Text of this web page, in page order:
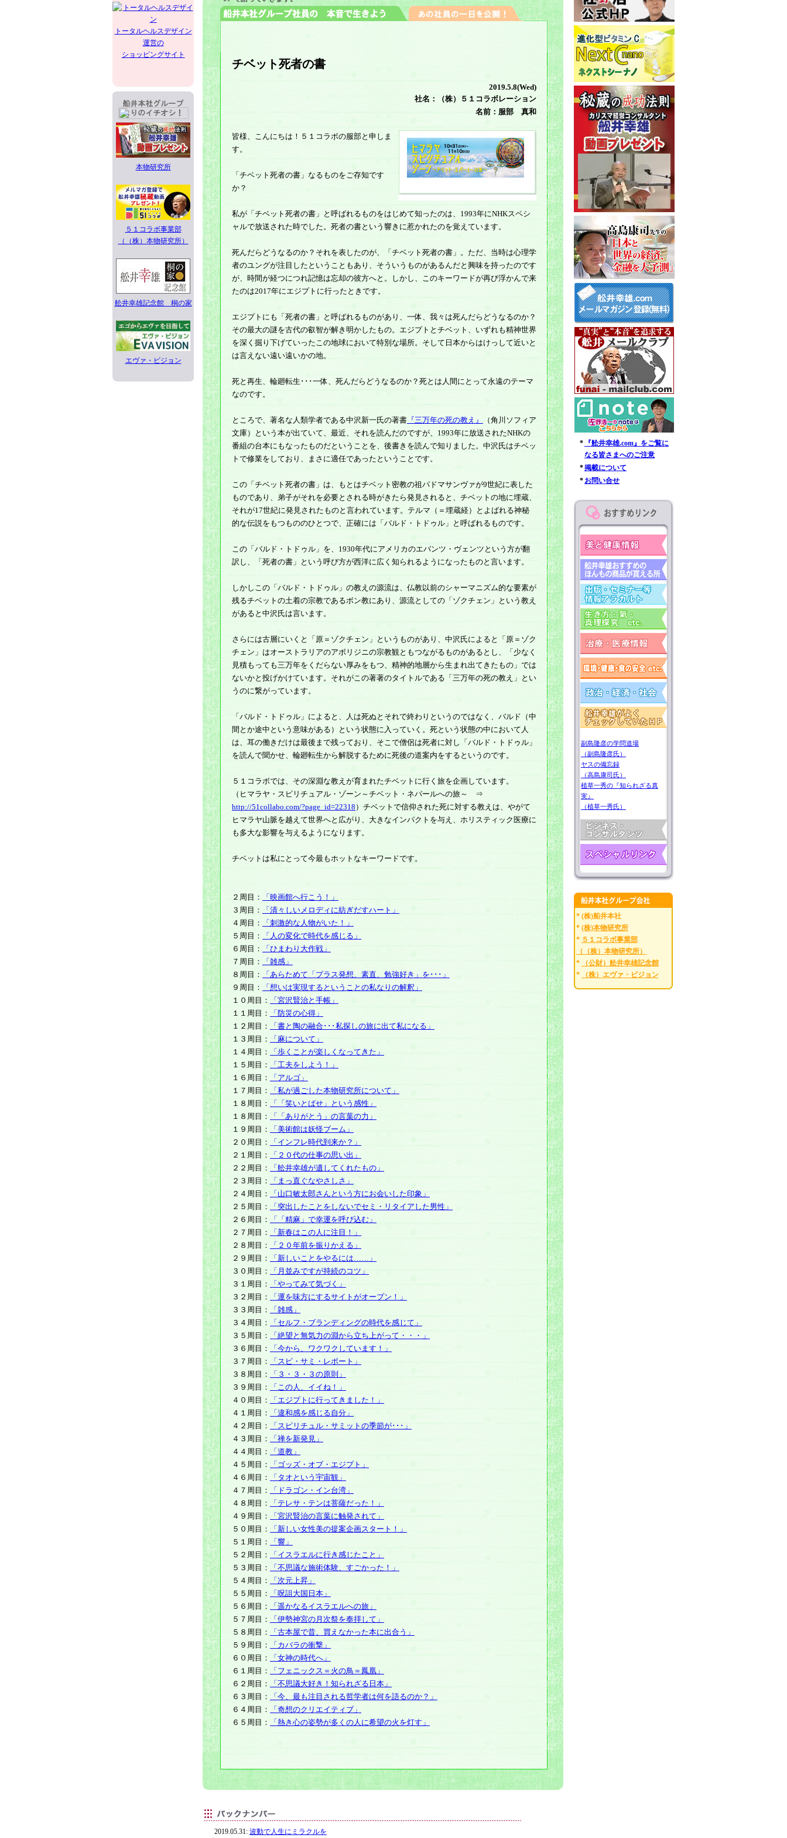
トータルヘルスデザイン
運営の
ショッピングサイト
本物研究所
５１コラボ事業部
（（株）本物研究所）
舩井幸雄記念館 桐の家
エヴァ・ビジョン
チベット死者の書
2019.5.8(Wed)
社名：（株）５１コラボレーション
名前：服部 真和
皆様、こんにちは！５１コラボの服部と申しま
す。
「チベット死者の書」なるものをご存知です
か？
私が「チベット死者の書」と呼ばれるものをはじめて知ったのは、1993年にNHKスペシ
ャルで放送された時でした。死者の書という響きに惹かれたのを覚えています。
死んだらどうなるのか？それを表したのが、「チベット死者の書」。ただ、当時は心理学
者のユングが注目したということもあり、そういうものがあるんだと興味を持ったのです
が、時間が経つにつれ記憶は忘却の彼方へと。しかし、このキーワードが再び浮かんで来
たのは2017年にエジプトに行ったときです。
エジプトにも「死者の書」と呼ばれるものがあり、一体、我々は死んだらどうなるのか？
その最大の謎を古代の叡智が解き明かしたもの。エジプトとチベット、いずれも精神世界
を深く掘り下げていったこの地球において特別な場所。そして日本からはけっして近いと
は言えない遠い遠いかの地。
死と再生、輪廻転生･･･一体、死んだらどうなるのか？死とは人間にとって永遠のテーマ
なのです。
ところで、著名な人類学者である中沢新一氏の著書 『三万年の死の教え』
（角川ソフィア
文庫）という本が出ていて、最近、それを読んだのですが、1993年に放送されたNHKの
番組の台本にもなったものだということを、後書きを読んで知りました。中沢氏はチベッ
トで修業をしており、まさに適任であったということです。
この「チベット死者の書」は、もとはチベット密教の祖パドマサンヴァが9世紀に表した
ものであり、弟子がそれを必要とされる時がきたら発見されると、チベットの地に埋蔵、
それが17世紀に発見されたものと言われています。テルマ（＝埋蔵経）とよばれる神秘
的な伝説をもつもののひとつで、正確には「バルド・トドゥル」と呼ばれるものです。
この「バルド・トドゥル」を、1930年代にアメリカのエバンツ・ヴェンツという方が翻
訳し、「死者の書」という呼び方が西洋に広く知られるようになったものと言います。
しかしこの「バルド・トドゥル」の教えの源流は、仏教以前のシャーマニズム的な要素が
残るチベットの土着の宗教であるボン教にあり、源流としての「ゾクチェン」という教え
があると中沢氏は言います。
さらには古層にいくと「原＝ゾクチェン」というものがあり、中沢氏によると「原＝ゾク
チェン」はオーストラリアのアボリジニの宗教観ともつながるものがあるとし、「少なく
見積もっても三万年をくだらない厚みをもつ、精神的地層から生まれ出てきたもの」では
ないかと投げかけています。それがこの著著のタイトルである「三万年の死の教え」とい
うのに繋がっています。
「バルド・トドゥル」によると、人は死ぬとそれで終わりというのではなく、バルド（中
間とか途中という意味がある）という状態に入っていく。死という状態の中において人
は、耳の働きだけは最後まで残っており、そこで僧侶は死者に対し「バルド・トドゥル」
を読んで聞かせ、輪廻転生から解脱するために死後の道案内をするというのです。
５１コラボでは、その深淵な教えが育まれたチベットに行く旅を企画しています。
（ヒマラヤ・スピリチュアル・ゾーン～チベット・ネパールへの旅～ ⇒
http://51collabo.com/?page_id=22318 ）チベットで信仰された死に対する教えは、やがて
ヒマラヤ山脈を越えて世界へと広がり、大きなインパクトを与え、ホリスティック医療に
も多大な影響を与えるようになります。
チベットは私にとって今最もホットなキーワードです。
２周目：
「映画館へ行こう！」
３周目：
「清々しいメロディに紡ぎだすハート」
４周目：
「刺激的な人物がいた！」
５周目：
「人の変化で時代を感じる」
６周目：
「ひまわり大作戦」
７周目：
「雑感」
８周目：
「あらためて「プラス発想、素直、勉強好き」を･･･」
９周目：
「想いは実現するということの私なりの解釈」
１０周目：
「宮沢賢治と手帳」
１１周目：
「防災の心得」
１２周目：
「書と陶の融合･･･私探しの旅に出て私になる」
１３周目：
「麻について」
１４周目：
「歩くことが楽しくなってきた」
１５周目：
「工夫をしよう！」
１６周目：
「アルゴ」
１７周目：
「私が過ごした本物研究所について」
１８周目：
「「笑いとばせ」という感性」
１８周目：
「「ありがとう」の言葉の力」
１９周目：
「美術館は妖怪ブーム」
２０周目：
「インフレ時代到来か？」
２１周目：
「２０代の仕事の思い出」
２２周目：
「舩井幸雄が遺してくれたもの」
２３周目：
「まっ直ぐなやさしさ」
２４周目：
「山口敏太郎さんという方にお会いした印象」
２５周目：
「突出したことをしないでセミ・リタイアした男性」
２６周目：
「「精麻」で幸運を呼び込む」
２７周目：
「新春はこの人に注目！」
２８周目：
「２０年前を振りかえる」
２９周目：
「新しいことをやるには……」
３０周目：
「月並みですが持続のコツ」
３１周目：
「やってみて気づく」
３２周目：
「運を味方にするサイトがオープン！」
３３周目：
「雑感」
３４周目：
「セルフ・ブランディングの時代を感じて」
３５周目：
「絶望と無気力の淵から立ち上がって・・・」
３６周目：
「今から、ワクワクしています！」
３７周目：
「スピ・サミ・レポート」
３８周目：
「３・３・３の原則」
３９周目：
「この人、イイね！」
４０周目：
「エジプトに行ってきました！」
４１周目：
「違和感を感じる自分」
４２周目：
「スピリチュル・サミットの季節が･･･」
４３周目：
「禅を新発見」
４４周目：
「道教」
４５周目：
「ゴッズ・オブ・エジプト」
４６周目：
「タオという宇宙観」
４７周目：
「ドラゴン・イン台湾」
４８周目：
「テレサ・テンは菩薩だった！」
４９周目：
「宮沢賢治の言葉に触発されて」
５０周目：
「新しい女性美の提案企画スタート！」
５１周目：
「響」
５２周目：
「イスラエルに行き感じたこと」
５３周目：
「不思議な施術体験、すごかった！」
５４周目：
「次元上昇」
５５周目：
「呪詛大国日本」
５６周目：
「遥かなるイスラエルへの旅」
５７周目：
「伊勢神宮の月次祭を奉拝して」
５８周目：
「古本屋で昔、買えなかった本に出合う」
５９周目：
「カバラの衝撃」
６０周目：
「女神の時代へ」
６１周目：
「フェニックス＝火の鳥＝鳳凰」
６２周目：
「不思議大好き！知られざる日本」
６３周目：
「今、最も注目される哲学者は何を語るのか？」
６４周目：
「奇想のクリエイティブ」
６５周目：
「熱き心の姿勢が多くの人に希望の火を灯す」
2019.05.31: 波動で人生にミラクルを
*
『舩井幸雄.com』をご覧に
なる皆さまへのご注意
*掲載について
* お問い合せ
副島隆彦の学問道場
（副島隆彦氏）
ヤスの備忘録
（高島康司氏）
植草一秀の『知られざる真
実』
（植草一秀氏）
* (株)船井本社
* (株)本物研究所
* ５１コラボ事業部
（（株）本物研究所）
*
（公財）舩井幸雄記念館
*
（株）エヴァ・ビジョン